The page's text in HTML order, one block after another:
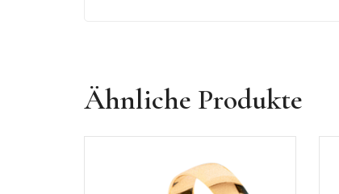
Ähnliche Produkte